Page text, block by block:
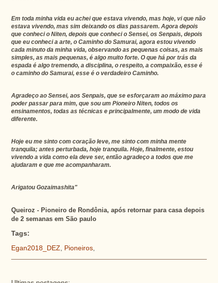
Em toda minha vida eu achei que estava vivendo, mas hoje, vi que não
estava vivendo, mas sim deixando os dias passarem. Agora depois
que conheci o Niten, depois que conheci o Sensei, os Senpais, depois
que eu conheci a arte, o Caminho do Samurai, agora estou vivendo
cada minuto da minha vida, observando as pequenas coisas, as mais
simples, as mais pequenas, é algo muito forte. O que há por trás da
espada é algo tremendo, a disciplina, o respeito, a compaixão, esse é
o caminho do Samurai, esse é o verdadeiro Caminho.
Agradeço ao Sensei, aos Senpais, que se esforçaram ao máximo para
poder passar para mim, que sou um Pioneiro Niten, todos os
ensinamentos, todas as técnicas e principalmente, um modo de vida
diferente.
Hoje eu me sinto com coração leve, me sinto com minha mente
tranquila; antes perturbada, hoje tranquila. Hoje, finalmente, estou
vivendo a vida como ela deve ser, então agradeço a todos que me
ajudaram e que me acompanharam.
Arigatou Gozaimashita"
Queiroz - Pioneiro de Rondônia, após retornar para casa depois
de 2 semanas em São paulo
Tags:
Egan2018_DEZ
Pioneiros,